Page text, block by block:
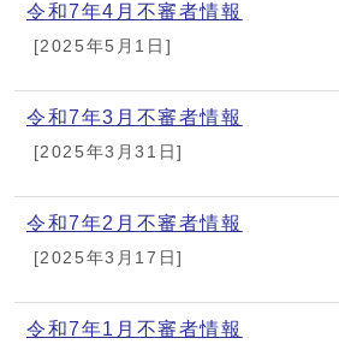
令和7年4月不審者情報
[2025年5月1日]
令和7年3月不審者情報
[2025年3月31日]
令和7年2月不審者情報
[2025年3月17日]
令和7年1月不審者情報